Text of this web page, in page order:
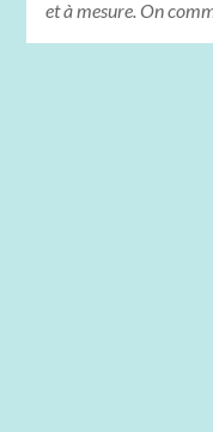
et à mesure. On